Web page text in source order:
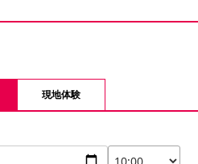
現地体験